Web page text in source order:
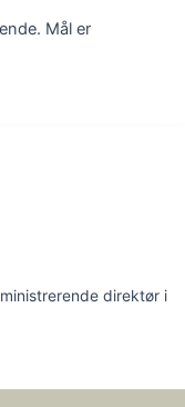
Mål er
direktør i